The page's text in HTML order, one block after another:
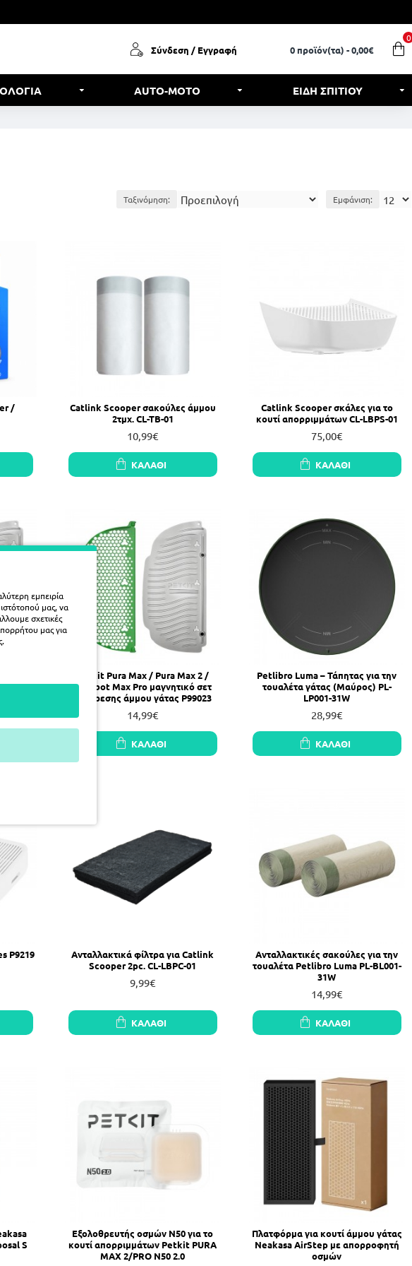
Σύνδεση / Εγγραφή 0 προϊόν(τα) - 0,00€
0
AUTO-MOTO ΕΙΔΗ ΣΠΙΤΙΟΥ
Ταξινόμηση: Εμφάνιση:
/
Catlink Scooper σακούλες άμμου
2τμχ. CL-TB-01
10,99€
ΚΑΛΆΘΙ
Catlink Scooper σκάλες για το
κουτί απορριμμάτων CL-LBPS-01
75,00€
ΚΑΛΆΘΙ
σετ
Petkit Pura Max / Pura Max 2 /
Purobot Max Pro μαγνητικό σετ
αφαίρεσης άμμου γάτας P99023
14,99€
ΚΑΛΆΘΙ
Petlibro Luma – Τάπητας για την
τουαλέτα γάτας (Μαύρος) PL-
LP001-31W
28,99€
ΚΑΛΆΘΙ
P9219
Ανταλλακτικά φίλτρα για Catlink
Scooper 2pc. CL-LBPC-01
9,99€
ΚΑΛΆΘΙ
Ανταλλακτικές σακούλες για την
τουαλέτα Petlibro Luma PL-BL001-
31W
14,99€
ΚΑΛΆΘΙ
S
Εξολοθρευτής οσμών N50 για το
κουτί απορριμμάτων Petkit PURA
MAX 2/PRO N50 2.0
Πλατφόρμα για κουτί άμμου γάτας
Neakasa AirStep με απορροφητή
οσμών
εμπειρία
μας, να
σχετικές
μας για